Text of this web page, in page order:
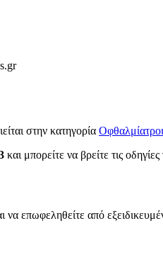
στην κατηγορία Οφθαλμίατροι
και μπορείτε να βρείτε τις
να επωφεληθείτε από